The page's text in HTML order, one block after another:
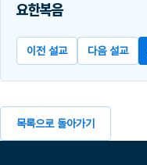
요한복음
이전 설교 다음 설교
목록으로 돌아가기